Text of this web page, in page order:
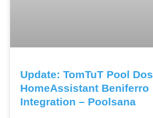
Update: TomTuT Pool
HomeAssistant Beniferro
Integration – Poolsana